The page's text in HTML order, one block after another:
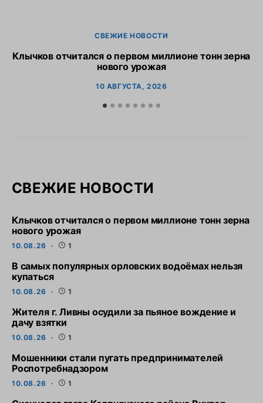
СВЕЖИЕ НОВОСТИ
Клычков отчитался о первом миллионе тонн зерна
нового урожая
10 АВГУСТА, 2026
СВЕЖИЕ НОВОСТИ
Клычков отчитался о первом миллионе тонн зерна
нового урожая
10.08.26 1
В самых популярных орловских водоёмах нельзя
купаться
10.08.26 1
Жителя г. Ливны осудили за пьяное вождение и
дачу взятки
10.08.26 1
Мошенники стали пугать предпринимателей
Роспотребнадзором
10.08.26 1